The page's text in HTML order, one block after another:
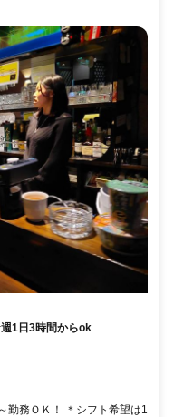
1日3時間からok
勤務ＯＫ！ ＊シフト希望は1